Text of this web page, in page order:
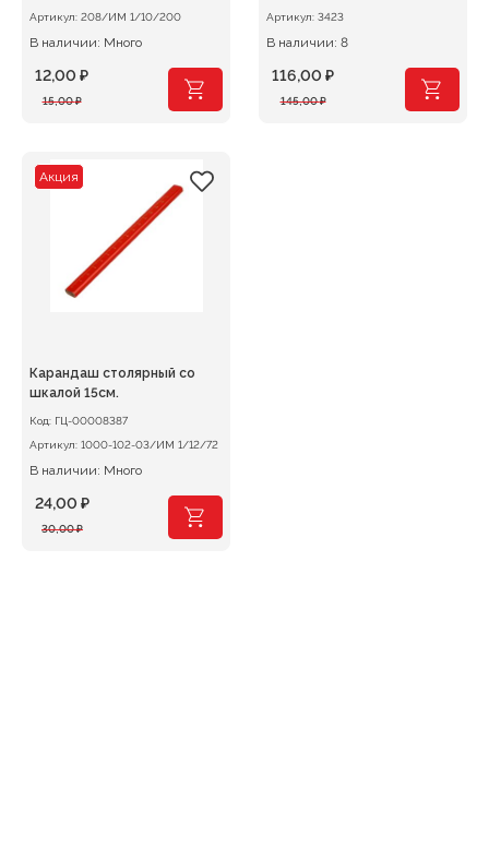
Артикул:
208/ИМ 1/10/200
В наличии: Много
15,00₽
Первоначальная
15,00 ₽.
12,00 ₽
Текущая
Артикул: 3423
В наличии: 8
145,00₽
Первоначальная
116,00 ₽
Текущая
Акция
Карандаш столярный со
шкалой 15см.
Код: ГЦ-00008387
Артикул:
1000-102-03/ИМ 1/12/72
В наличии: Много
30,00₽
Первоначальная
24,00 ₽
Текущая